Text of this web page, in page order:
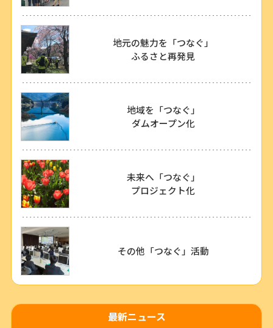
地元の魅力を「つなぐ」
ふるさと再発見
地域を「つなぐ」
ダムオープン化
未来へ「つなぐ」
プロジェクト化
その他「つなぐ」活動
最新ニュース